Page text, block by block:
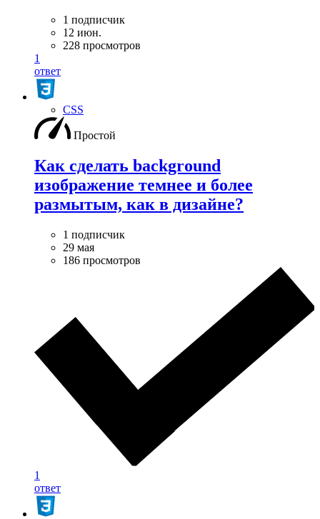
1 подписчик
12 июн.
228 просмотров
1
ответ
CSS
Простой
Как сделать background
изображение темнее и более
размытым, как в дизайне?
1 подписчик
29 мая
186 просмотров
1
ответ